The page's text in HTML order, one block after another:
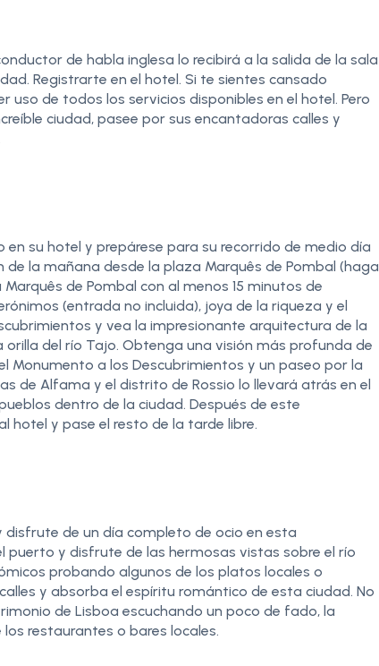
de habla inglesa lo recibirá a la salida de la sala
Registrarte en el hotel. Si te sientes cansado
uso de todos los servicios disponibles en el hotel. Pero
ciudad, pasee por sus encantadoras calles y
en su hotel y prepárese para su recorrido de medio día
la mañana desde la plaza Marquês de Pombal (haga
de Pombal con al menos 15 minutos de
(entrada no incluida), joya de la riqueza y el
y vea la impresionante arquitectura de la
del río Tajo. Obtenga una visión más profunda de
a los Descubrimientos y un paseo por la
de Alfama y el distrito de Rossio lo llevará atrás en el
dentro de la ciudad. Después de este
hotel y pase el resto de la tarde libre.
disfrute de un día completo de ocio en esta
puerto y disfrute de las hermosas vistas sobre el río
probando algunos de los platos locales o
y absorba el espíritu romántico de esta ciudad. No
de Lisboa escuchando un poco de fado, la
restaurantes o bares locales.